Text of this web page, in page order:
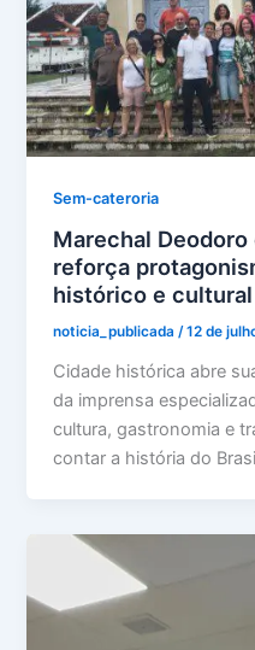
Sem-cateroria
Marechal
reforça
histórico e
noticia_publicada/12 de
Cidade histórica abre
da imprensa
cultura, gastronomia e
contar a história do